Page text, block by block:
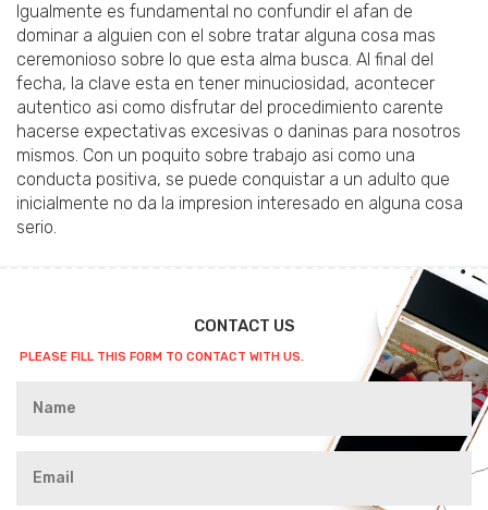
Igualmente es fundamental no confundir el afan de
dominar a alguien con el sobre tratar alguna cosa mas
ceremonioso sobre lo que esta alma busca. Al final del
fecha, la clave esta en tener minuciosidad, acontecer
autentico asi­ como disfrutar del procedimiento carente
hacerse expectativas excesivas o daninas para nosotros
mismos. Con un poquito sobre trabajo asi­ como una
conducta positiva, se puede conquistar a un adulto que
inicialmente no da la impresion interesado en alguna cosa
serio.
CONTACT US
PLEASE FILL THIS FORM TO CONTACT WITH US.